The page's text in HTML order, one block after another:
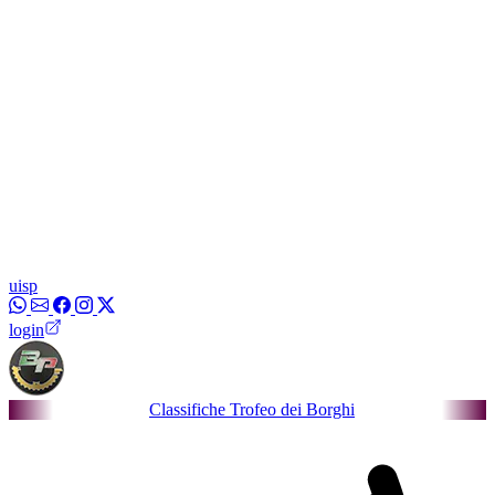
uisp
login
Classifiche Trofeo dei Borghi